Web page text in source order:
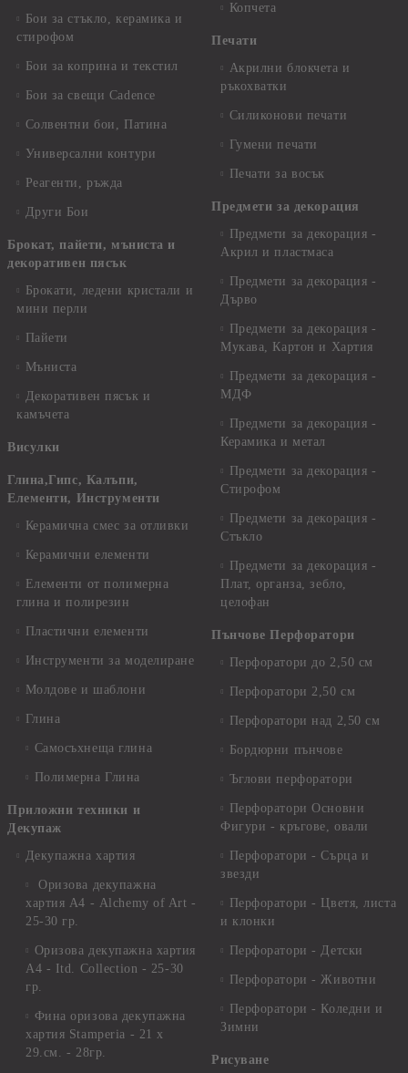
Бои за стъкло, керамика и
стирофом
Бои за коприна и текстил
Бои за свещи Cadence
Солвентни бои, Патина
Универсални контури
Реагенти, ръжда
Други Бои
Брокат, пайети, мъниста и
декоративен пясък
Брокати, ледени кристали и
мини перли
Пайети
Мъниста
Декоративен пясък и
камъчета
Висулки
Глина,Гипс, Калъпи,
Елементи, Инструменти
Керамична смес за отливки
Керамични елементи
Елементи от полимерна
глина и полирезин
Пластични елементи
Инструменти за моделиране
Молдове и шаблони
Глина
Самосъхнеща глина
Полимерна Глина
Приложни техники и
Декупаж
Декупажна хартия
Оризова декупажна
хартия А4 - Alchemy of Art -
25-30 гр.
Оризова декупажна хартия
А4 - Itd. Collection - 25-30
гр.
Фина оризова декупажна
хартия Stamperia - 21 х
29.см. - 28гр.
Копчета
Печати
Акрилни блокчета и
ръкохватки
Силиконови печати
Гумени печати
Печати за восък
Предмети за декорация
Предмети за декорация -
Акрил и пластмаса
Предмети за декорация -
Дърво
Предмети за декорация -
Мукава, Картон и Хартия
Предмети за декорация -
МДФ
Предмети за декорация -
Керамика и метал
Предмети за декорация -
Стирофом
Предмети за декорация -
Стъкло
Предмети за декорация -
Плат, органза, зебло,
целофан
Пънчове Перфоратори
Перфоратори до 2,50 см
Перфоратори 2,50 см
Перфоратори над 2,50 см
Бордюрни пънчове
Ъглови перфоратори
Перфоратори Основни
Фигури - кръгове, овали
Перфоратори - Сърца и
звезди
Перфоратори - Цветя, листа
и клонки
Перфоратори - Детски
Перфоратори - Животни
Перфоратори - Коледни и
Зимни
Рисуване